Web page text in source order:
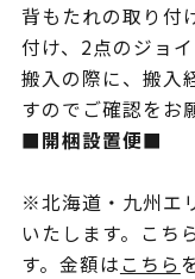
背もたれの取り付
付け、2点のジョ
搬入の際に、搬入
すのでご確認をお
■開梱設置便■
※北海道・九州エ
いたします。こち
す。金額はこちら